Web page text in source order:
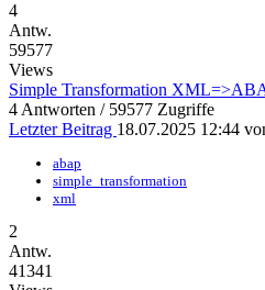
4
Antw.
59577
Views
Simple Transformation
4 Antworten / 59577 Zugriffe
Letzter Beitrag 18.07.2025 12:44
abap
simple_transformation
xml
2
Antw.
41341